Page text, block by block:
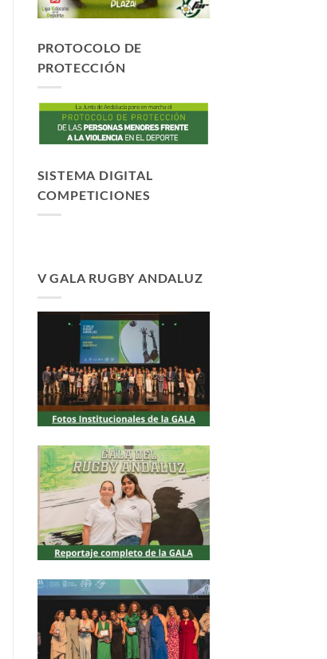
PROTOCOLO DE
PROTECCIÓN
SISTEMA DIGITAL
COMPETICIONES
V GALA RUGBY ANDALUZ